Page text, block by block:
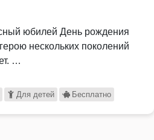
юбилей День рождения
нескольких поколений
…
Для детей Бесплатно